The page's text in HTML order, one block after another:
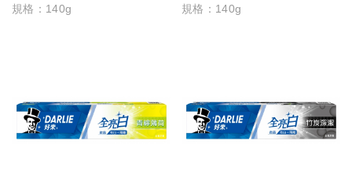
規格：140g 規格：140g